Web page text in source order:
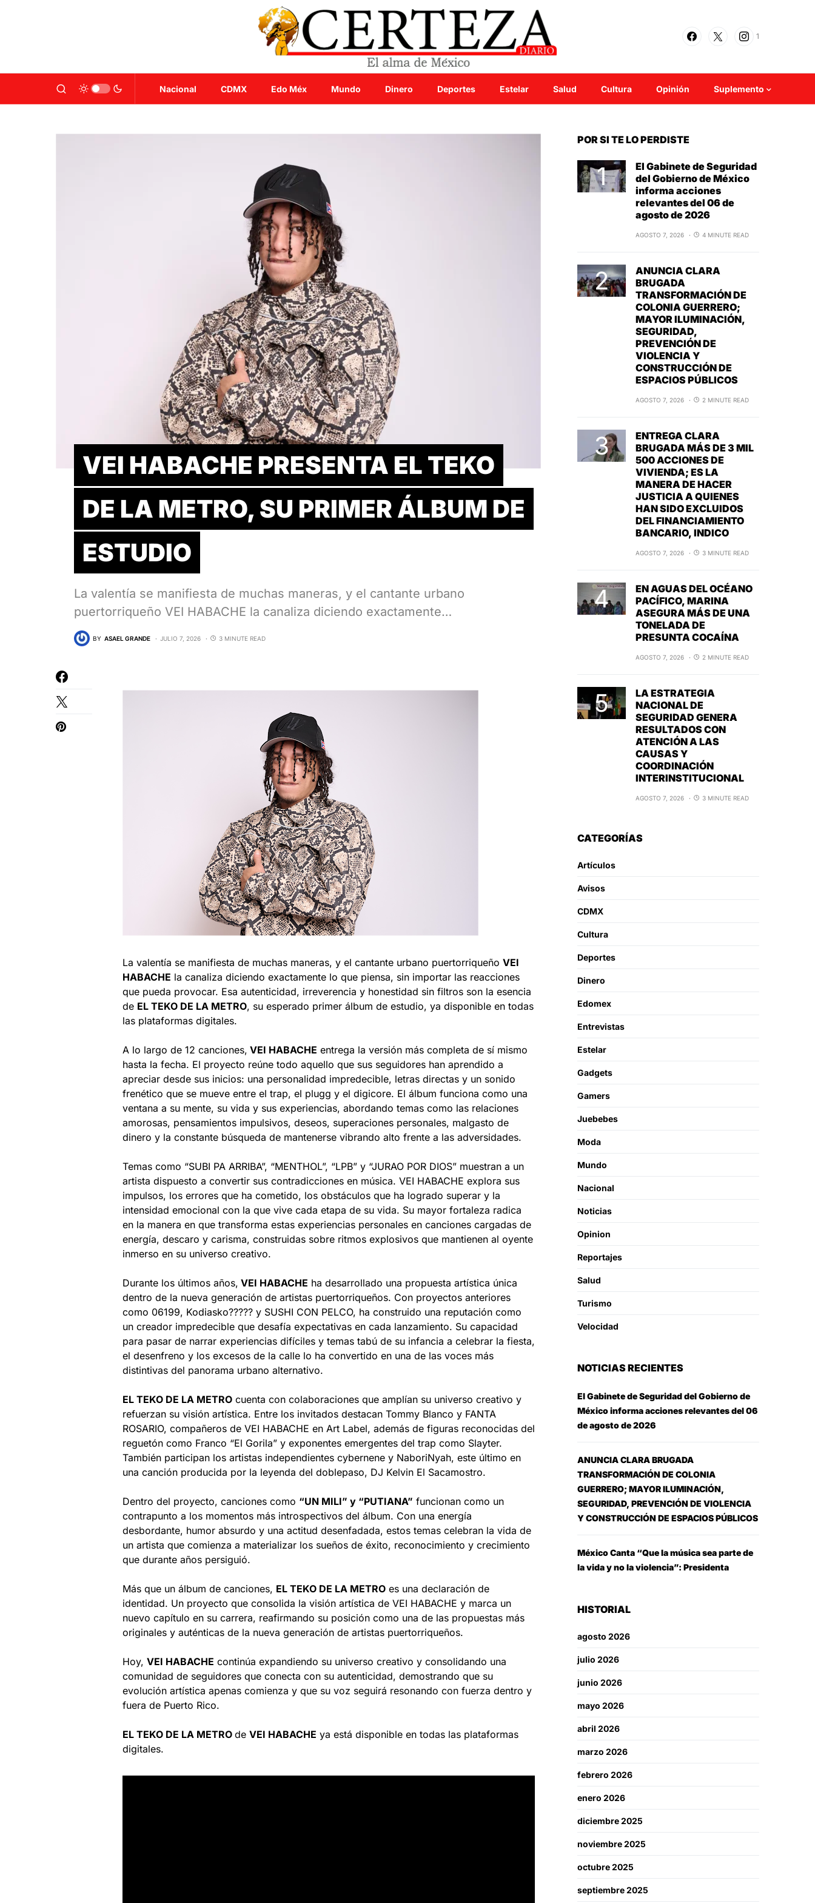
1
Nacional CDMX Edo Méx Mundo Dinero Deportes Estelar Salud Cultura Opinión Suplemento
VEI HABACHE PRESENTA EL TEKO
DE LA METRO, SU PRIMER ÁLBUM DE
ESTUDIO
La valentía se manifiesta de muchas maneras, y el cantante urbano
puertorriqueño VEI HABACHE la canaliza diciendo exactamente…
BY ASAEL GRANDE JULIO 7, 2026 3 MINUTE READ
La valentía se manifiesta de muchas maneras, y el cantante urbano puertorriqueño VEI
HABACHE la canaliza diciendo exactamente lo que piensa, sin importar las reacciones
que pueda provocar. Esa autenticidad, irreverencia y honestidad sin filtros son la esencia
de EL TEKO DE LA METRO, su esperado primer álbum de estudio, ya disponible en todas
las plataformas digitales.
A lo largo de 12 canciones, VEI HABACHE entrega la versión más completa de sí mismo
hasta la fecha. El proyecto reúne todo aquello que sus seguidores han aprendido a
apreciar desde sus inicios: una personalidad impredecible, letras directas y un sonido
frenético que se mueve entre el trap, el plugg y el digicore. El álbum funciona como una
ventana a su mente, su vida y sus experiencias, abordando temas como las relaciones
amorosas, pensamientos impulsivos, deseos, superaciones personales, malgasto de
dinero y la constante búsqueda de mantenerse vibrando alto frente a las adversidades.
Temas como “SUBI PA ARRIBA”, “MENTHOL”, “LPB” y “JURAO POR DIOS” muestran a un
artista dispuesto a convertir sus contradicciones en música. VEI HABACHE explora sus
impulsos, los errores que ha cometido, los obstáculos que ha logrado superar y la
intensidad emocional con la que vive cada etapa de su vida. Su mayor fortaleza radica
en la manera en que transforma estas experiencias personales en canciones cargadas de
energía, descaro y carisma, construidas sobre ritmos explosivos que mantienen al oyente
inmerso en su universo creativo.
Durante los últimos años, VEI HABACHE ha desarrollado una propuesta artística única
dentro de la nueva generación de artistas puertorriqueños. Con proyectos anteriores
como 06199, Kodiasko????? y SUSHI CON PELCO, ha construido una reputación como
un creador impredecible que desafía expectativas en cada lanzamiento. Su capacidad
para pasar de narrar experiencias difíciles y temas tabú de su infancia a celebrar la fiesta,
el desenfreno y los excesos de la calle lo ha convertido en una de las voces más
distintivas del panorama urbano alternativo.
EL TEKO DE LA METRO cuenta con colaboraciones que amplían su universo creativo y
refuerzan su visión artística. Entre los invitados destacan Tommy Blanco y FANTA
ROSARIO, compañeros de VEI HABACHE en Art Label, además de figuras reconocidas del
reguetón como Franco “El Gorila” y exponentes emergentes del trap como Slayter.
También participan los artistas independientes cybernene y NaboriNyah, este último en
una canción producida por la leyenda del doblepaso, DJ Kelvin El Sacamostro.
Dentro del proyecto, canciones como “UN MILI” y “PUTIANA” funcionan como un
contrapunto a los momentos más introspectivos del álbum. Con una energía
desbordante, humor absurdo y una actitud desenfadada, estos temas celebran la vida de
un artista que comienza a materializar los sueños de éxito, reconocimiento y crecimiento
que durante años persiguió.
Más que un álbum de canciones, EL TEKO DE LA METRO es una declaración de
identidad. Un proyecto que consolida la visión artística de VEI HABACHE y marca un
nuevo capítulo en su carrera, reafirmando su posición como una de las propuestas más
originales y auténticas de la nueva generación de artistas puertorriqueños.
Hoy, VEI HABACHE continúa expandiendo su universo creativo y consolidando una
comunidad de seguidores que conecta con su autenticidad, demostrando que su
evolución artística apenas comienza y que su voz seguirá resonando con fuerza dentro y
fuera de Puerto Rico.
EL TEKO DE LA METRO de VEI HABACHE ya está disponible en todas las plataformas
digitales.
POR SI TE LO PERDISTE
El Gabinete de Seguridad
del Gobierno de México
informa acciones
relevantes del 06 de
agosto de 2026
AGOSTO 7, 2026 4 MINUTE READ
ANUNCIA CLARA
BRUGADA
TRANSFORMACIÓN DE
COLONIA GUERRERO;
MAYOR ILUMINACIÓN,
SEGURIDAD,
PREVENCIÓN DE
VIOLENCIA Y
CONSTRUCCIÓN DE
ESPACIOS PÚBLICOS
AGOSTO 7, 2026 2 MINUTE READ
ENTREGA CLARA
BRUGADA MÁS DE 3 MIL
500 ACCIONES DE
VIVIENDA; ES LA
MANERA DE HACER
JUSTICIA A QUIENES
HAN SIDO EXCLUIDOS
DEL FINANCIAMIENTO
BANCARIO, INDICO
AGOSTO 7, 2026 3 MINUTE READ
EN AGUAS DEL OCÉANO
PACÍFICO, MARINA
ASEGURA MÁS DE UNA
TONELADA DE
PRESUNTA COCAÍNA
AGOSTO 7, 2026 2 MINUTE READ
LA ESTRATEGIA
NACIONAL DE
SEGURIDAD GENERA
RESULTADOS CON
ATENCIÓN A LAS
CAUSAS Y
COORDINACIÓN
INTERINSTITUCIONAL
AGOSTO 7, 2026 3 MINUTE READ
CATEGORÍAS
Artículos
Avisos
CDMX
Cultura
Deportes
Dinero
Edomex
Entrevistas
Estelar
Gadgets
Gamers
Juebebes
Moda
Mundo
Nacional
Noticias
Opinion
Reportajes
Salud
Turismo
Velocidad
NOTICIAS RECIENTES
El Gabinete de Seguridad del Gobierno de
México informa acciones relevantes del 06
de agosto de 2026
ANUNCIA CLARA BRUGADA
TRANSFORMACIÓN DE COLONIA
GUERRERO; MAYOR ILUMINACIÓN,
SEGURIDAD, PREVENCIÓN DE VIOLENCIA
Y CONSTRUCCIÓN DE ESPACIOS PÚBLICOS
México Canta “Que la música sea parte de
la vida y no la violencia”: Presidenta
HISTORIAL
agosto 2026
julio 2026
junio 2026
mayo 2026
abril 2026
marzo 2026
febrero 2026
enero 2026
diciembre 2025
noviembre 2025
octubre 2025
septiembre 2025